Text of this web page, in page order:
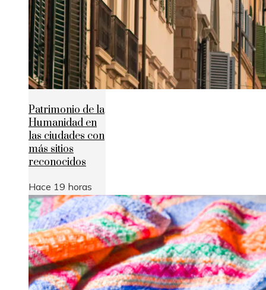
Patrimonio de la
Humanidad en
las ciudades con
más sitios
reconocidos
Hace 19 horas